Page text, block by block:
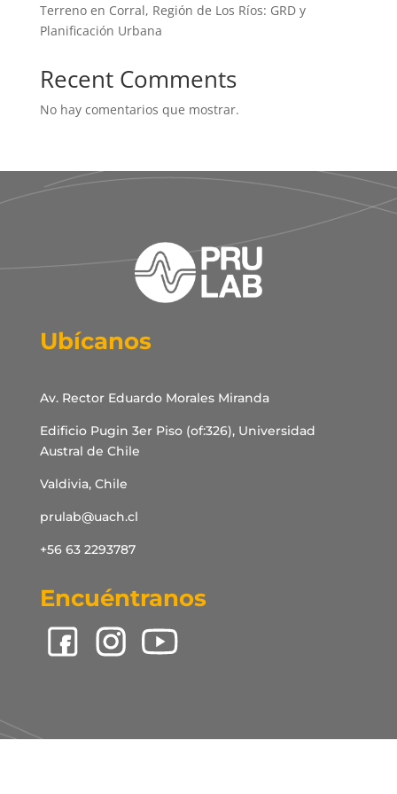
Terreno en Corral, Región de Los Ríos: GRD y
Planificación Urbana
Recent Comments
No hay comentarios que mostrar.
Ubícanos
Av. Rector Eduardo Morales Miranda
Edificio Pugin 3er Piso (of:326), Universidad
Austral de Chile
Valdivia, Chile
prulab@uach.cl
+56 63 2293787
Encuéntranos